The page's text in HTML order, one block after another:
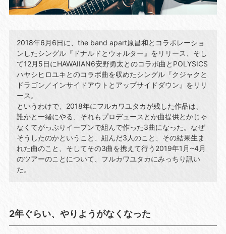
2018年6月6日に、the band apart原昌和とコラボレーショ
ンしたシングル『ドナルドとウォルター』をリリース、そし
て12月5日にHAWAIIAN6安野勇太とのコラボ曲とPOLYSICS
ハヤシヒロユキとのコラボ曲を収めたシングル『クジャクと
ドラゴン／インサイドアウトとアップサイドダウン』をリリ
ース。
というわけで、2018年にフルカワユタカが残した作品は、
誰かと一緒にやる、それもプロデュースとか曲提供とかじゃ
なくてがっぷりイーブンで組んで作った3曲になった。なぜ
そうしたのかということ、組んだ3人のこと、その結果生ま
れた曲のこと、そしてその3曲を携えて行う2019年1月~4月
のツアーのことについて、フルカワユタカにみっちり訊い
た。
2年ぐらい、やりようがなくなった